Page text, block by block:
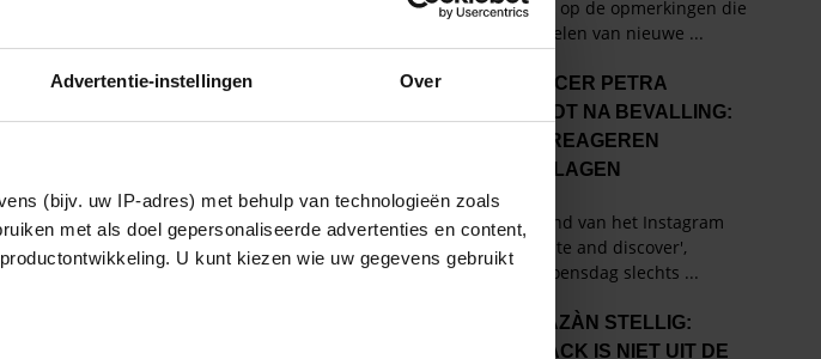
Advertentie-instellingen Over
(bijv. uw IP-adres) met behulp van technologieën zoals
met als doel gepersonaliseerde advertenties en content,
U kunt kiezen wie uw gegevens gebruikt